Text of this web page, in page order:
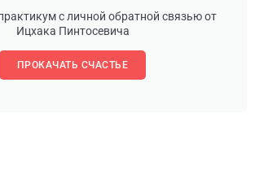
с личной обратной связью от
Ицхака Пинтосевича
ПРОКАЧАТЬ СЧАСТЬЕ